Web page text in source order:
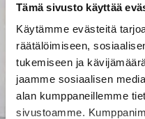
Tämä sivusto käyttää
Käytämme evästeitä
räätälöimiseen,
tukemiseen ja
jaamme sosiaalisen
alan kumppaneillemme
sivustoamme.